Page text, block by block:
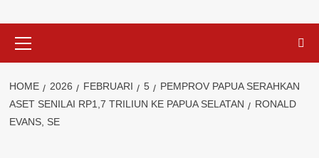
Menu
HOME 2026 FEBRUARI 5
PEMPROV PAPUA SERAHKAN
ASET SENILAI RP1,7 TRILIUN KE PAPUA SELATAN
RONALD
EVANS, SE